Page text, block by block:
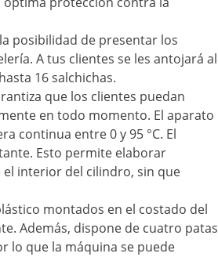
posibilidad de presentar los
A tus clientes se les antojará al
16 salchichas.
que los clientes puedan
en todo momento. El aparato
continua entre 0 y 95 °C. El
Esto permite elaborar
interior del cilindro, sin que
montados en el costado del
Además, dispone de cuatro patas
lo que la máquina se puede